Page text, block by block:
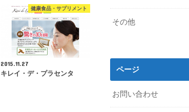
健康食品・サプリメント
2015.11.27
キレイ・デ・プラセンタ
その他
ページ
お問い合わせ